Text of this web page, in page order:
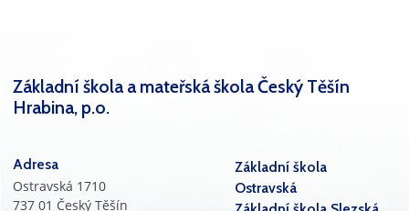
Základní škola a mateřská škola Český Těšín
Hrabina, p.o.
Adresa
Ostravská 1710
737 01 Český Těšín
Základní škola
Ostravská